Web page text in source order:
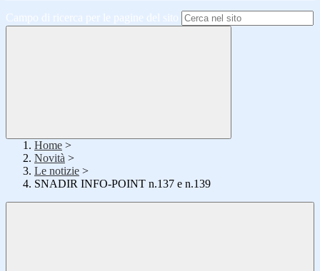
Campo di ricerca per le pagine del sito
Home >
Novità >
Le notizie >
SNADIR INFO-POINT n.137 e n.139